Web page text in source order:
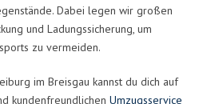
Dabei legen wir großen
und Ladungssicherung, um
zu vermeiden.
im Breisgau kannst du dich auf
kundenfreundlichen Umzugsservice